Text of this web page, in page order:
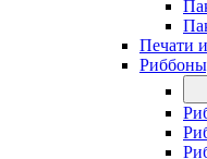
Печати